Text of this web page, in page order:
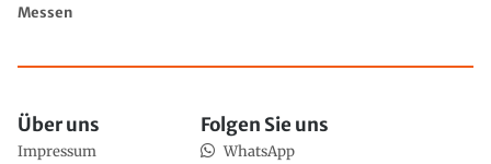
Messen
Über uns
Impressum
Folgen Sie uns
WhatsApp